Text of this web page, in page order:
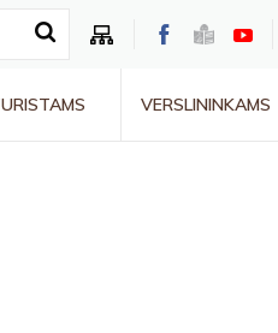
VERSLININKAMS